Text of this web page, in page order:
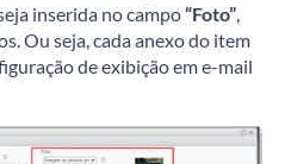
inserida no campo“Foto”
Ou seja, cada anexo do item
de exibição em e-mail